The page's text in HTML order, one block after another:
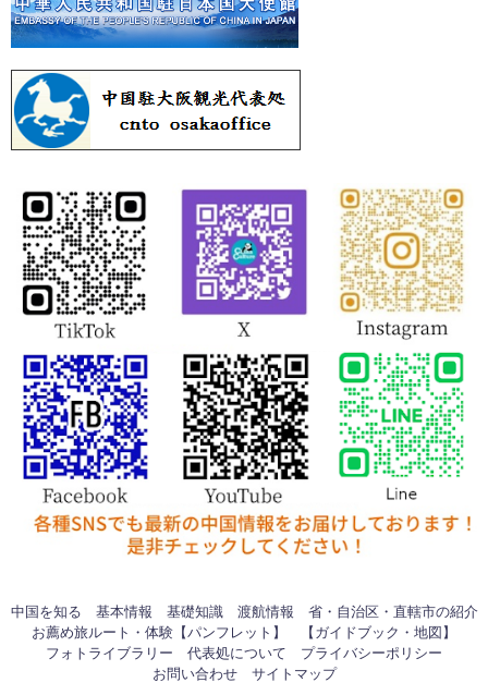
中国を知る 基本情報 基礎知識 渡航情報
省・自治区・直轄市の紹介
お薦め旅ルート・体験【パンフレット】
【ガイドブック・地図】
フォトライブラリー
代表処について
プライバシーポリシー
お問い合わせ
サイトマップ